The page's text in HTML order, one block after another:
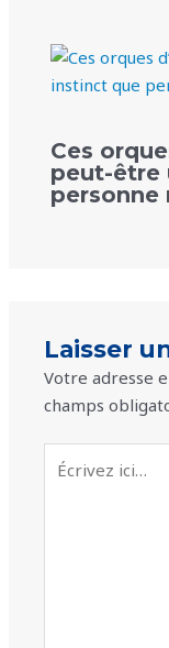
Ces
peut-être
personne
Laisser
Votre adresse
champs
Écrivez
ici…